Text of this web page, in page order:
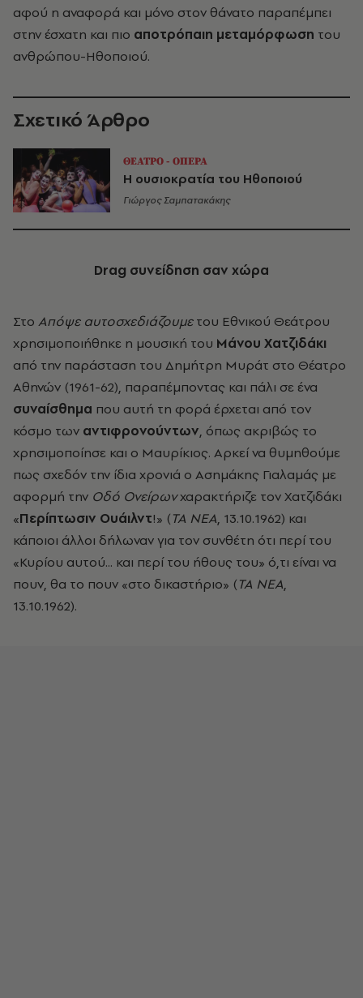
αφού η αναφορά και μόνο στον θάνατο παραπέμπει
στην έσχατη και πιο αποτρόπαιη μεταμόρφωση του
ανθρώπου-Ηθοποιού.
Σχετικό Άρθρο
ΘΕΑΤΡΟ - ΟΠΕΡΑ
Η ουσιοκρατία του Ηθοποιού
Γιώργος Σαμπατακάκης
Drag συνείδηση σαν χώρα
Στο Απόψε αυτοσχεδιάζουμετου Εθνικού Θεάτρου
χρησιμοποιήθηκε η μουσική του Μάνου Χατζιδάκι
από την παράσταση του Δημήτρη Μυράτ στο Θέατρο
Αθηνών (1961-62), παραπέμποντας και πάλι σε ένα
συναίσθημα που αυτή τη φορά έρχεται από τον
κόσμο των αντιφρονούντων, όπως ακριβώς το
χρησιμοποίησε και ο Μαυρίκιος. Αρκεί να θυμηθούμε
πως σχεδόν την ίδια χρονιά ο Ασημάκης Γιαλαμάς με
αφορμή την Οδό Ονείρωνχαρακτήριζε τον Χατζιδάκι
«Περίπτωσιν Ουάιλντ!» (ΤΑ ΝΕΑ, 13.10.1962) και
κάποιοι άλλοι δήλωναν για τον συνθέτη ότι περί του
«Κυρίου αυτού... και περί του ήθους του» ό,τι είναι να
πουν, θα το πουν «στο δικαστήριο» (ΤΑ ΝΕΑ,
13.10.1962).